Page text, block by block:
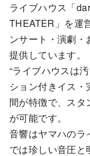
ライブハウス「
THEATER」を運
ンサート・演劇
提供しています。
“ライブハウスは
ション付きイス
間が特徴で、ス
が可能です。
音響はヤマハのラ
では珍しい音圧と